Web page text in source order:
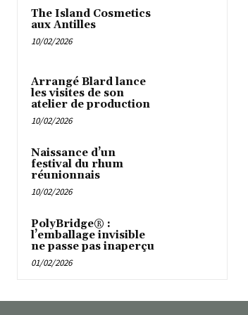
The Island Cosmetics
aux Antilles
10/02/2026
Arrangé Blard lance
les visites de son
atelier de production
10/02/2026
Naissance d’un
festival du rhum
réunionnais
10/02/2026
PolyBridge® :
l’emballage invisible
ne passe pas inaperçu
01/02/2026